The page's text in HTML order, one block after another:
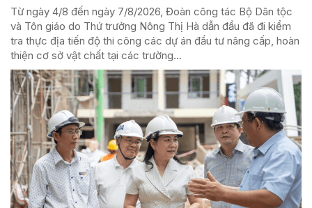
Từ ngày 4/8 đến ngày 7/8/2026, Đoàn công tác Bộ Dân tộc
và Tôn giáo do Thứ trưởng Nông Thị Hà dẫn đầu đã đi kiểm
tra thực địa tiến độ thi công các dự án đầu tư nâng cấp, hoàn
thiện cơ sở vật chất tại các trường...